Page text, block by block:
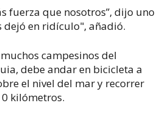
fuerza que nosotros”, dijo uno
dejó en ridículo", añadió.
campesinos del
debe andar en bicicleta a
el nivel del mar y recorrer
kilómetros.